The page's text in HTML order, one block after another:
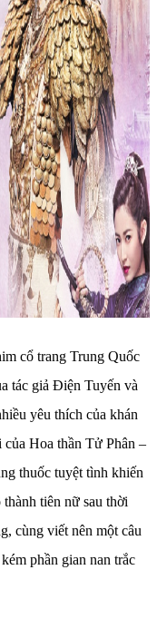
cổ trang Trung Quốc
tác giả Điện Tuyến và
yêu thích của khán
của Hoa thần Tử Phân –
thuốc tuyệt tình khiến
tiên nữ sau thời
cùng viết nên một câu
phần gian nan trắc